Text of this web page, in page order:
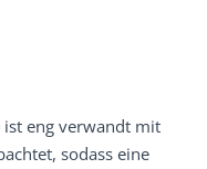
ist eng verwandt mit
sodass eine